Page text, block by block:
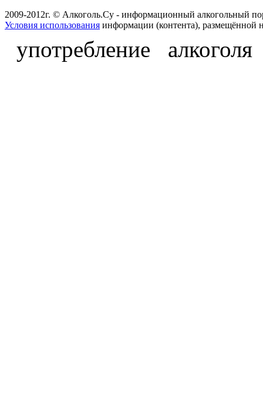
2009-2012г. © Алкоголь.Су - информационный алкогольный
Условия использования информации (контента), размещённой
употребление